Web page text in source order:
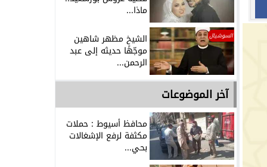
ماذا...
السوشيال الشيخ مظهر شاهين
موجّهًا حديثه إلى عبد
الرحمن...
آخر الموضوعات
محافظ أسيوط : حملات
مكثفة لرفع الإشغالات
بحي...